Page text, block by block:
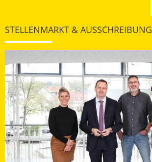
STELLENMARKT & AUSSCHREIBUNG